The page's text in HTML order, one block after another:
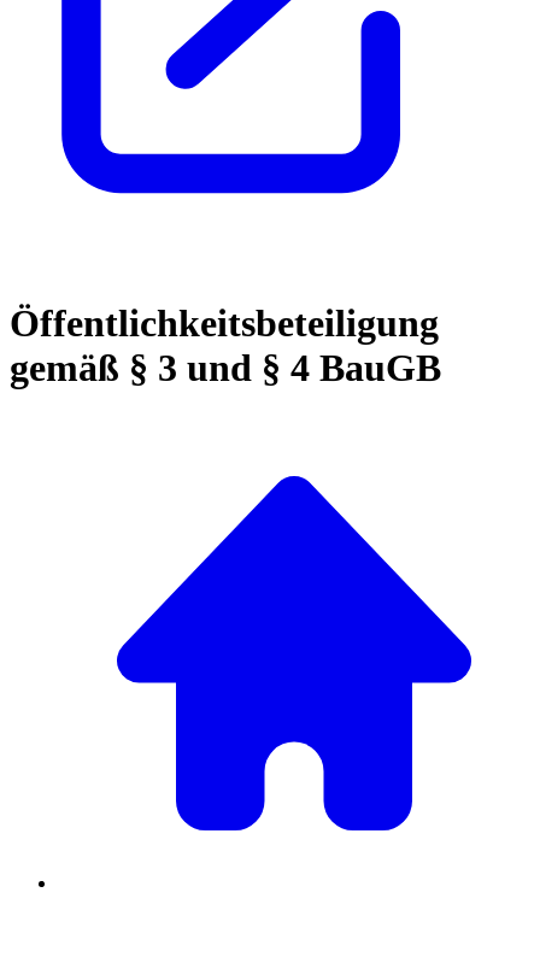
Öffentlichkeitsbeteiligung
gemäß § 3 und § 4 BauGB